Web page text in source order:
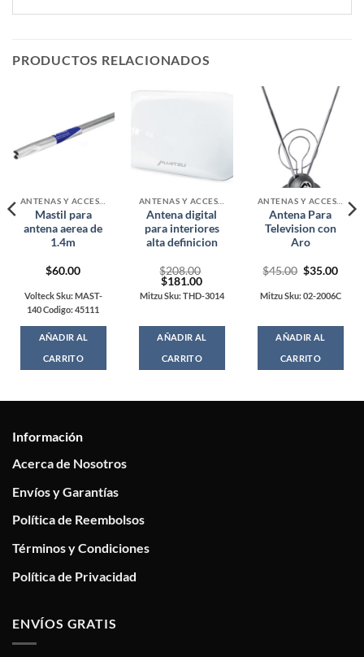
PRODUCTOS RELACIONADOS
Mastil para
antena aerea de
1.4m
$60.00
Volteck Sku: MAST-
140 Codigo: 45111
AÑADIR AL
CARRITO
Antena digital
para interiores
alta definicion
$208.00
Original
price
was:
$181.00Current
price
is:
Mitzu Sku: THD-3014
AÑADIR AL
CARRITO
Antena Para
Television con
Aro
$45.00 Original
was:
$45.00.
$35.00
is:
Mitzu Sku: 02-2006C
AÑADIR AL
CARRITO
Información
Acerca de Nosotros
Envíos y Garantías
Política de Reembolsos
Términos y Condiciones
Política de Privacidad
ENVÍOS GRATIS